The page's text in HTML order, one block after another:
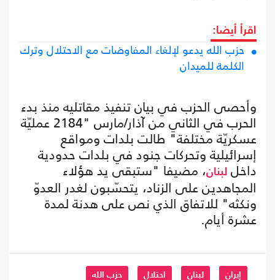
اقرأ أيضا:
حزب الله يدعو لإلغاء المفاوضات مع الاحتلال وترك
الكلمة للميدان
وأحصى الحزب في بيان تنفيذ مقاتليه منذ بدء
الحرب في الثاني من آذار/مارس "2184 عمليّة
عسكريّة مختلفة" طالت بلدات ومواقع
إسرائيلية وتحركات جنود في بلدات حدودية
داخل لبنان، مضيفا "ستبقى يد هؤلاء
المجاهدين على الزناد، يتحسّبون لغدر العدوّ
ونكثه" للاتفاق الذي نص على هدنة لمدة
عشرة أيام.
إيران لبنان احتلال حزب الله